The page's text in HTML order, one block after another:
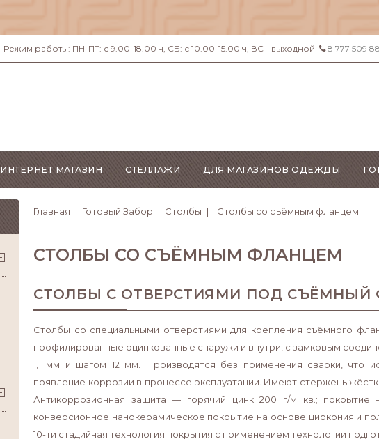
Режим работы: ПН-ПТ: с 9.00-18.00 ч, СБ: с 10.00-15.00 ч, ВС - выходной 8 777 509
ИНТЕРНЕТ МАГАЗИН СТЕЛЛАЖИ ДЛЯ МАГАЗИНОВ ОДЕЖДЫ
Главная Готовый Забор Столбы Столбы со съёмным фланцем
СТОЛБЫ СО СЪЁМНЫМ ФЛАНЦЕМ
СТОЛБЫ С ОТВЕРСТИЯМИ ПОД СЪЁМНЫЙ
Столбы со специальными отверстиями для крепления съёмного
профилированные оцинкованные снаружи и внутри, с замковым
1,1 мм и шагом 12 мм. Производятся без применения сварки, что
появление коррозии в процессе эксплуатации. Имеют стержень
Антикоррозионная защита — горячий цинк 200 г/м кв.;
конверсионное нанокерамическое покрытие на основе циркония и
10-ти стадийная технология покрытия с применением технологии